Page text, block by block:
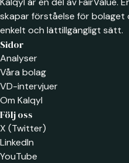
skapar förståelse för
enkelt och lättillgängligt sätt.
Sidor
Analyser
Våra bolag
VD-intervjuer
Om Kalqyl
Följ oss
X (Twitter)
LinkedIn
YouTube